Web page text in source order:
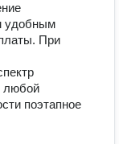
удобным
При
любой
поэтапное